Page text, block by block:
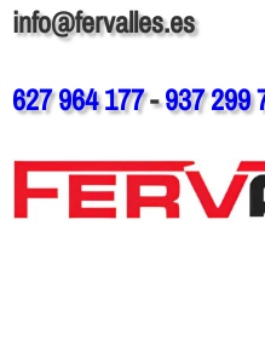
info@fervalles.es
627 964 177-937 299